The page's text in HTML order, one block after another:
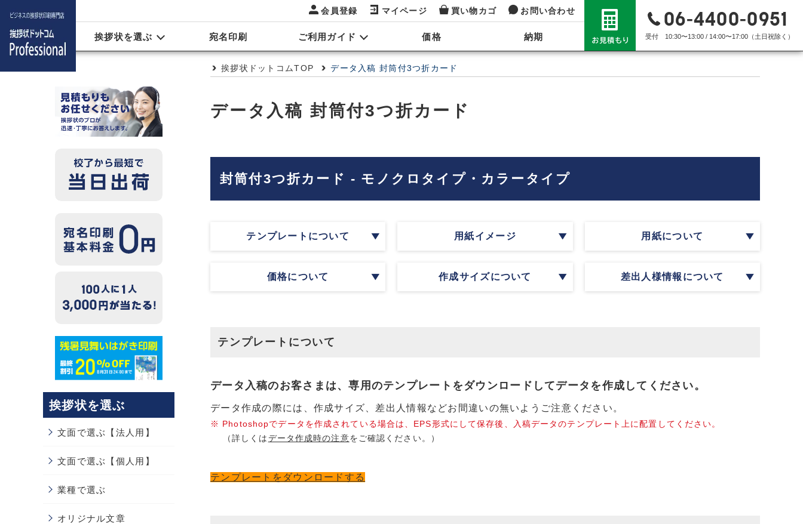
挨拶状ドットコムTOP データ入稿 封筒付3つ折カード
データ入稿 封筒付3つ折カード
封筒付3つ折カード - モノクロタイプ・カラータイプ
テンプレートについて 用紙イメージ 用紙について
価格について 作成サイズについて 差出人様情報について
テンプレートについて
データ入稿のお客さまは、専用のテンプレートをダウンロードしてデータを作成してください。
データ作成の際には、作成サイズ、差出人情報などお間違いの無いようご注意ください。
Photoshopでデータを作成されている場合は、EPS形式にして保存後、入稿データのテンプレート上に配置してください。
（詳しくはデータ作成時の注意をご確認ください。）
テンプレートをダウンロードする
挨拶状を選ぶ
文面で選ぶ【法人用】
文面で選ぶ【個人用】
業種で選ぶ
オリジナル文章
会員登録 マイページ 買い物カゴ お問い合わせ
挨拶状を選ぶ 宛名印刷 ご利用ガイド 価格 納期
06-4400-0951
受付 10:30〜13:00 / 14:00〜17:00（土日祝除く）